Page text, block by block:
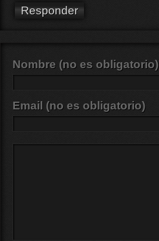
Responder
Nombre (no es obligatorio)
Email (no es obligatorio)